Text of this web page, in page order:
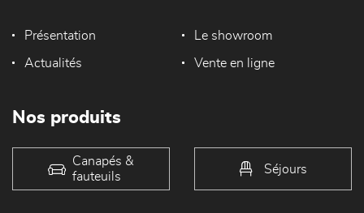
Présentation Le showroom
Actualités Vente en ligne
Nos produits
Canapés &
fauteuils
Séjours